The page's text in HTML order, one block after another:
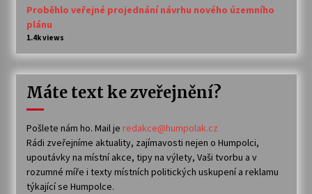
Proběhlo veřejné projednání návrhu nového územního
plánu
1.4k views
Máte text ke zveřejnění?
Pošlete nám ho. Mail je redakce@humpolak.cz
Rádi zveřejníme aktuality, zajímavosti nejen o Humpolci,
upoutávky na místní akce, tipy na výlety, Vaši tvorbu a v
rozumné míře i texty místních politických uskupení a reklamu
týkající se Humpolce.